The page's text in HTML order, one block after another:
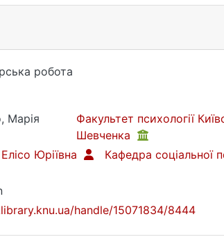
робота
Марія
Факультет психології
Шевченка
Юріївна Кафедра соціальної
handle/15071834/8444